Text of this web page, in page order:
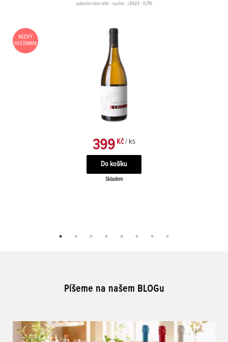
jakostní víno bílé - suché - r2023 - 0,75l
NÍZKÝ
HISTAMIN
399 Kč / ks
Skladem
Píšeme na našem BLOGu